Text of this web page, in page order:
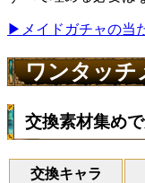
▶︎メイドガチャの当
ワンタッチ
交換素材集め
交換キャラ